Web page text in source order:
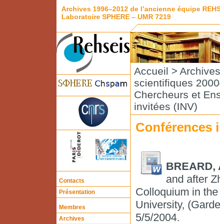
Archives 1996–2012 de l’ancienne équipe
Laboratoire SPHERE – UMR 7219
Contacts
Présentation
Membres
Archives
Accueil > Archives
scientifiques
Chercheurs et
invitées (INV)
Conférences
BREARD,
and after
Colloquium in
University,
5/5/2004.